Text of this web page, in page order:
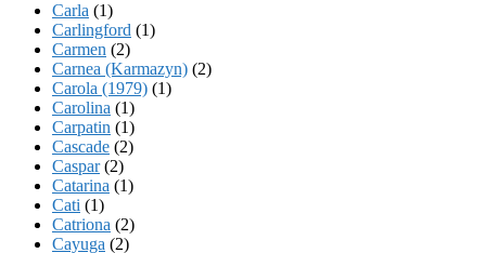
Carla (1)
Carlingford (1)
Carmen (2)
Carnea (Karmazyn) (2)
Carola (1979) (1)
Carolina (1)
Carpatin (1)
Cascade (2)
Caspar(2)
Catarina (1)
Cati (1)
Catriona (2)
Cayuga (2)